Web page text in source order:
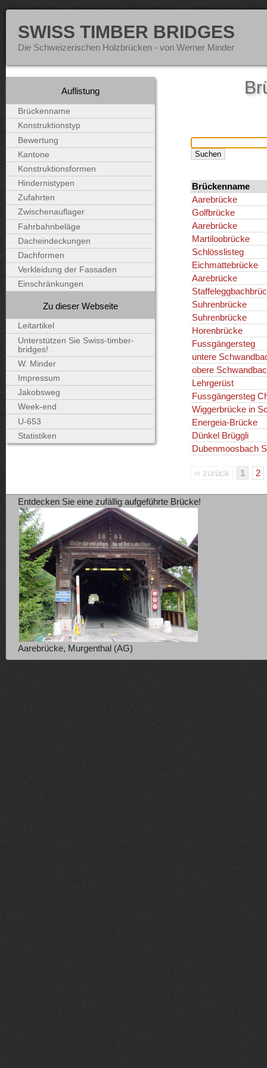
SWISS TIMBER BRIDGES
Die Schweizerischen Holzbrücken - von Werner Minder
Brückenname
Aarebrücke
Golfbrücke
Aarebrücke
Martiloobrücke
Schlösslisteg
Eichmattebrücke
Aarebrücke
Suhrenbrücke
Suhrenbrücke
Horenbrücke
Fussgängersteg
untere
obere
Lehrgerüst
Fussgängersteg
Wiggerbrücke in
Energeia-Brücke
Dünkel Brüggli
Dubenmoosbach
‹‹ zurück 1 2
Auflistung
Brückenname
Konstruktionstyp
Bewertung
Kantone
Konstruktionsformen
Hindernistypen
Zufahrten
Zwischenauflager
Fahrbahnbeläge
Dacheindeckungen
Dachformen
Verkleidung der Fassaden
Einschränkungen
Zu dieser Webseite
Leitartikel
Unterstützen Sie Swiss-timber-
bridges!
W. Minder
Impressum
Jakobsweg
Week-end
U-653
Statistiken
Entdecken Sie eine zufällig aufgeführte Brücke!
Aarebrücke, Murgenthal (AG)